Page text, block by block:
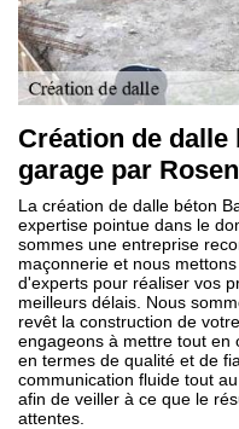
Création de
garage par
La création de dalle béton
expertise pointue dans le
sommes une entreprise
maçonnerie et nous
d'experts pour réaliser vos
meilleurs délais. Nous
revêt la construction de
engageons à mettre tout
en termes de qualité et de
communication fluide tout
afin de veiller à ce que le
attentes.